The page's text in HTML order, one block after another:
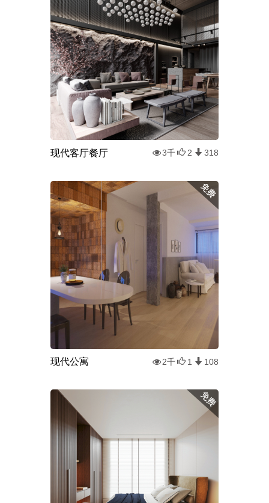
现代客厅餐厅 3千 2 318
现代公寓 2千 1 108